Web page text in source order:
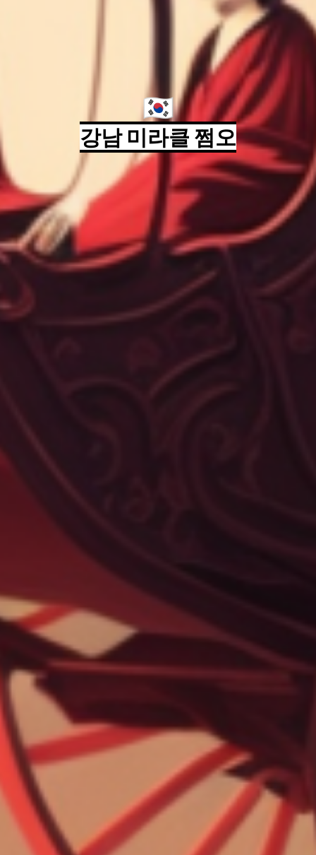
🇰🇷
강남 미라클 쩜오